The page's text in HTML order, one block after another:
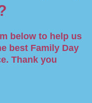
below to help us
best Family Day
Thank you